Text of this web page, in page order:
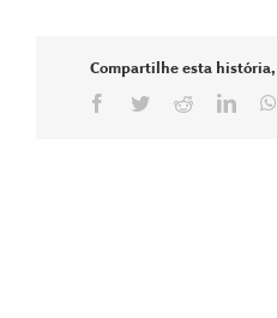
Compartilhe esta
Facebook
TwitterReddit